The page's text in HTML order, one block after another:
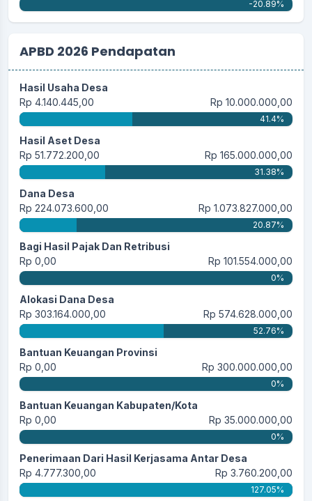
-20.89%
APBD 2026 Pendapatan
Hasil Usaha Desa
Rp 4.140.445,00
Rp 10.000.000,00
41.4%
Hasil Aset Desa
Rp 51.772.200,00
Rp 165.000.000,00
31.38%
Dana Desa
Rp 224.073.600,00
Rp 1.073.827.000,00
20.87%
Bagi Hasil Pajak Dan Retribusi
Rp 0,00
Rp 101.554.000,00
0%
Alokasi Dana Desa
Rp 303.164.000,00
Rp 574.628.000,00
52.76%
Bantuan Keuangan Provinsi
Rp 0,00
Rp 300.000.000,00
0%
Bantuan Keuangan Kabupaten/Kota
Rp 0,00
Rp 35.000.000,00
0%
Penerimaan Dari Hasil Kerjasama Antar Desa
Rp 4.777.300,00
Rp 3.760.200,00
127.05%